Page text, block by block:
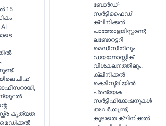
15
ചീഫ്
കൃത്യത
ബോർഡ്-
സർട്ടിഫൈഡ്
ക്ലിനിക്കൽ
പാത്തോളജിസ്റ്റാണ്;
ലബോറട്ടറി
മെഡിസിനിലും
ഡയഗ്നോസ്റ്റിക്
വിശകലനത്തിലും.
ക്ലിനിക്കൽ
കെമിസ്ട്രിയിൽ
പ്രത്യേക
സർട്ടിഫിക്കേഷനുകൾ
അവർക്കുണ്ട്,
കൂടാതെ ക്ലിനിക്കൽ